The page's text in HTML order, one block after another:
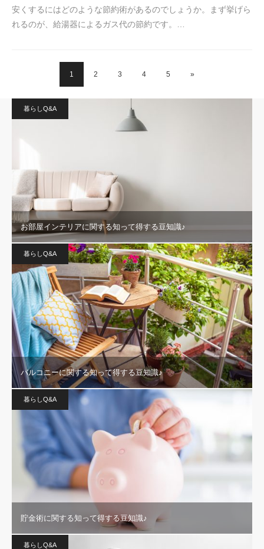
安くするにはどのような節約術があるのでしょうか。まず挙げら
れるのが、給湯器によるガス代の節約です。…
1 2 3 4 5 »
暮らしQ&A
お部屋インテリアに関する知って得する豆知識♪
暮らしQ&A
バルコニーに関する知って得する豆知識♪
暮らしQ&A
貯金術に関する知って得する豆知識♪
暮らしQ&A